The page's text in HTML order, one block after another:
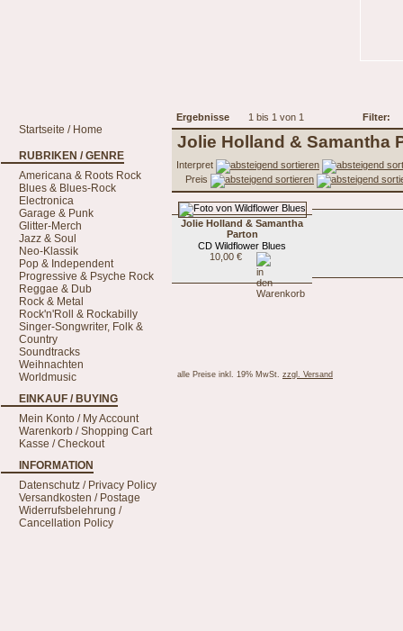
Ergebnisse 1 bis 1 von 1 Filter:
Startseite / Home
RUBRIKEN / GENRE
Americana & Roots Rock
Blues & Blues-Rock
Electronica
Garage & Punk
Glitter-Merch
Jazz & Soul
Neo-Klassik
Pop & Independent
Progressive & Psyche Rock
Reggae & Dub
Rock & Metal
Rock'n'Roll & Rockabilly
Singer-Songwriter, Folk &
Country
Soundtracks
Weihnachten
Worldmusic
EINKAUF / BUYING
Mein Konto / My Account
Warenkorb / Shopping Cart
Kasse / Checkout
INFORMATION
Datenschutz / Privacy Policy
Versandkosten / Postage
Widerrufsbelehrung /
Cancellation Policy
Jolie Holland & Samantha
Interpret
Preis
Jolie Holland & Samantha
Parton
CD Wildflower Blues
10,00 €
alle Preise inkl. 19% MwSt. zzgl. Versand